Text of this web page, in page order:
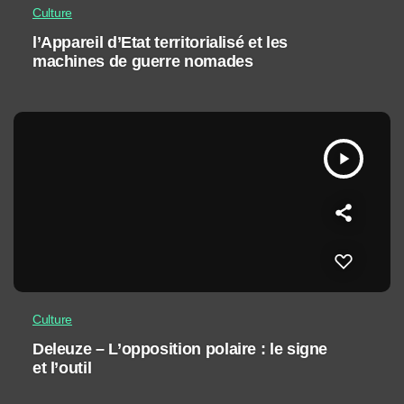
Culture
l’Appareil d’Etat territorialisé et les
machines de guerre nomades
play_arrow
Culture
Deleuze – L’opposition polaire : le signe
et l’outil